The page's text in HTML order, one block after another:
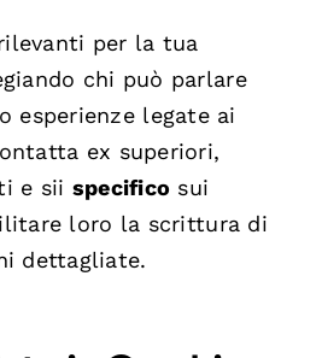
per la tua
chi può parlare
esperienze legate ai
ex superiori,
e sii specifico sui
loro la scrittura di
dettagliate.